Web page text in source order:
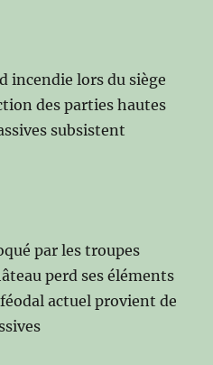
incendie lors du siège
des parties hautes
subsistent
par les troupes
perd ses éléments
actuel provient de